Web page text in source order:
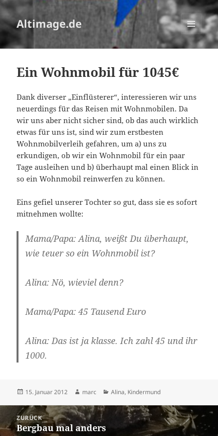
Altimage.de
MENÜ
Ein Wohnmobil für 1045€
Dank diverser „Einflüsterer“, interessieren wir uns
neuerdings für das Reisen mit Wohnmobilen. Da
wir uns aber nicht sicher sind, ob das auch wirklich
etwas für uns ist, sind wir zum erstbesten
Wohnmobilverleih gefahren, um a) uns zu
erkundigen, ob wir ein Wohnmobil für ein paar
Tage ausleihen und b) überhaupt mal einen Blick in
so ein Wohnmobil reinwerfen zu können.
Eins gefiel unserer Tochter so gut, dass sie es sofort
mitnehmen wollte:
Mama/Papa: Alina, weißt Du überhaupt,
wie teuer so ein Wohnmobil ist?
Alina: Nö, wieviel denn?
Mama/Papa: 45 Tausend Euro
Alina: Das ist ja klasse. Ich zahl 45 und ihr
1000.
Veröffentlicht
15. Januar 2012 Autor
marc Kategorien
Alina, Kindermund
Beitragsnavigation
ZURÜCK
Vorheriger
Bergbau mal anders